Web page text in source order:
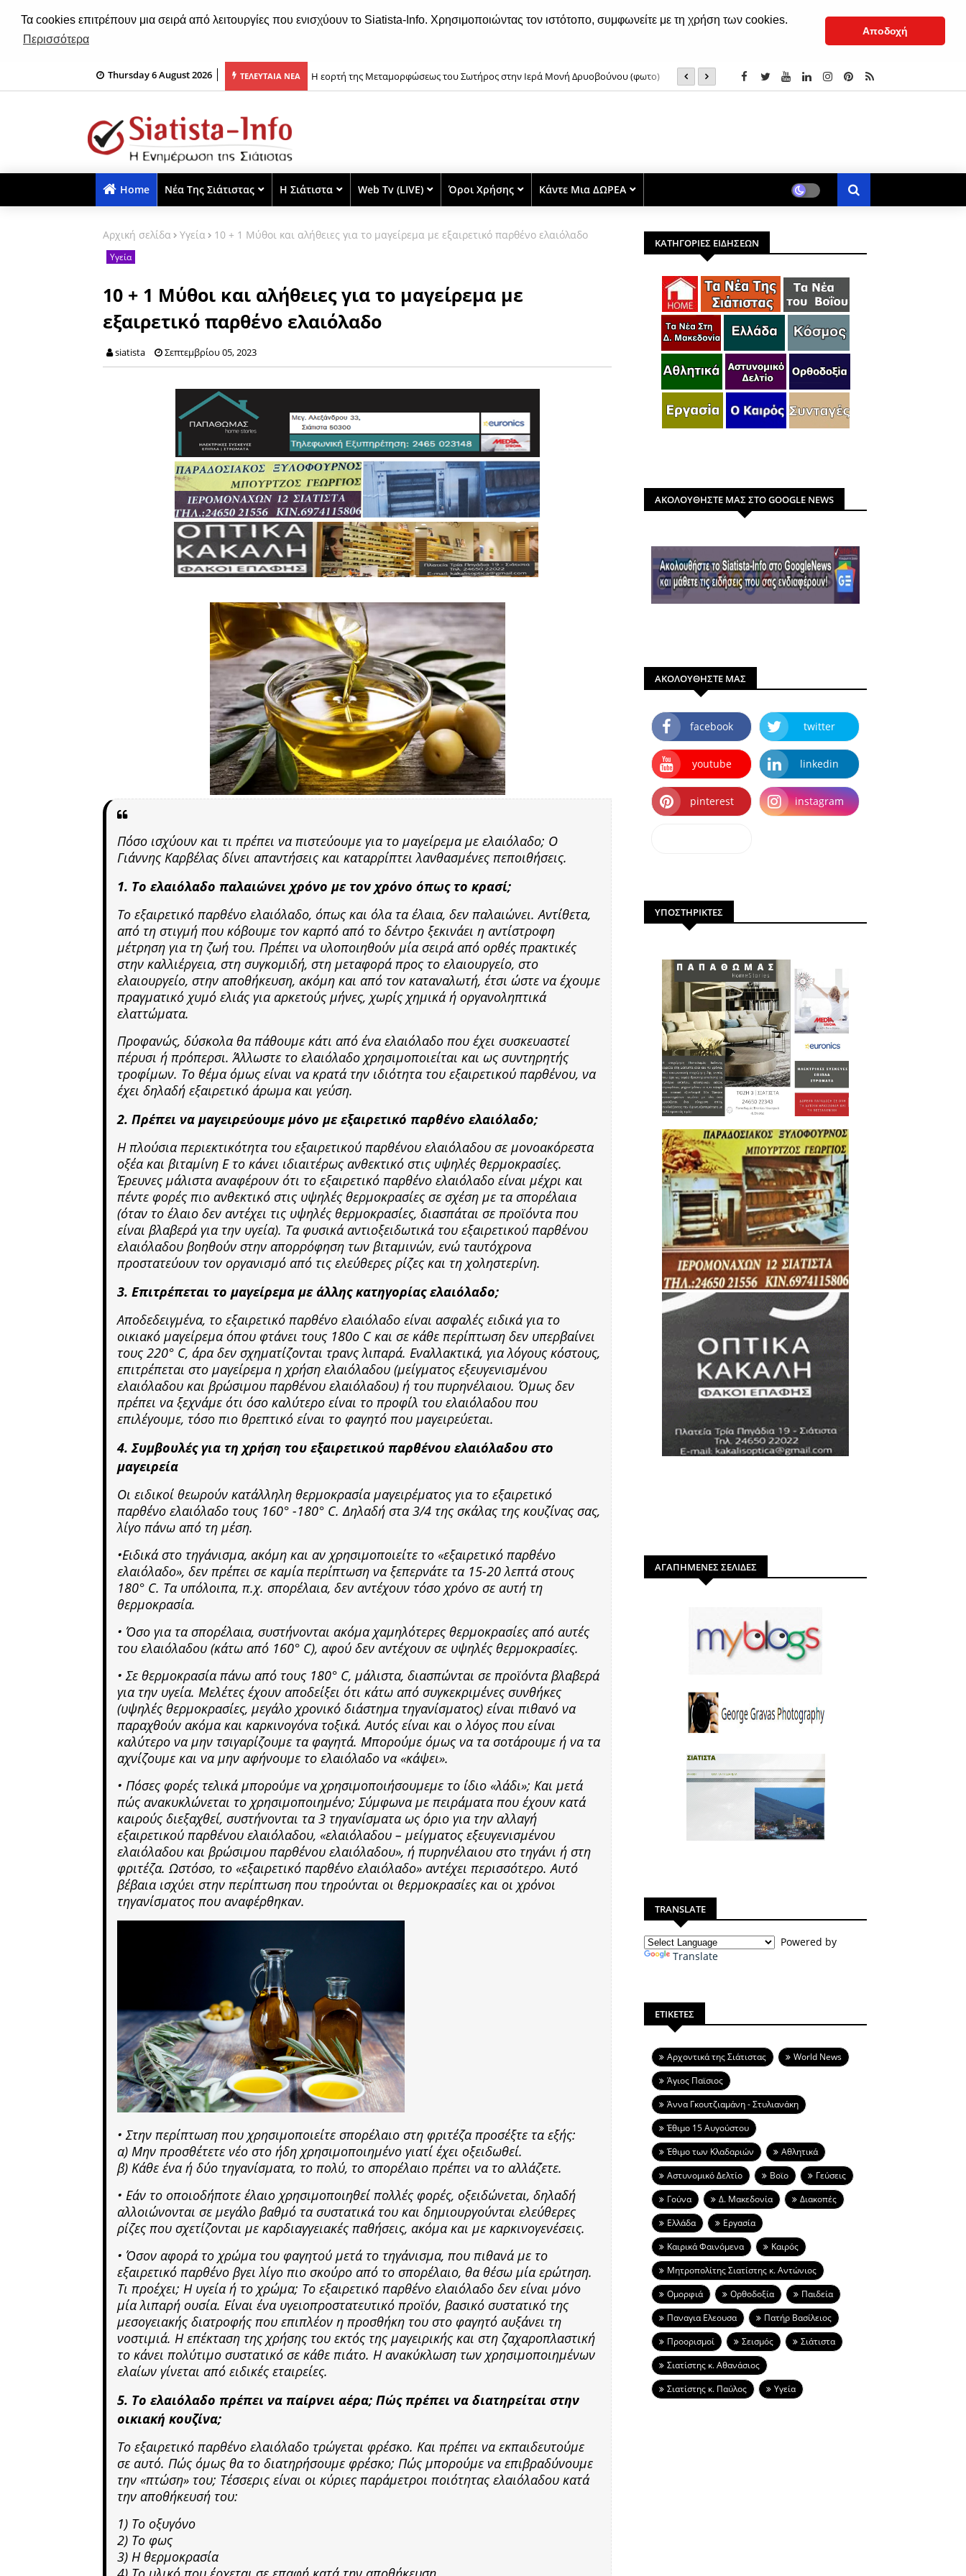
Τα cookies επιτρέπουν μια σειρά από λειτουργίες που ενισχύουν το Siatista-Info. Χρησιμοποιώντας τον ιστότοπο, συμφωνείτε με τη χρήση των cookies.
Περισσότερα
Αποδοχή
Thursday 6 August 2026 ΤΕΛΕΥΤΑΙΑ ΝΕΑ
το μάθημα το ξέρουμε, εκείνοι που δεν το ξέρουν θα χάσουν...» Η εορτή της Μεταμορφώσεως του Σωτήρος στην Ιερά Μονή Δρυοβούνου (φωτο) Μεταμόρφωση του Σωτήρος: Γιατί ευλογούνται τα
Home Νέα Της Σιάτιστας Η Σιάτιστα Web Tv (LIVE) Όροι Χρήσης Κάντε Μια ΔΩΡΕΑ
Αρχική σελίδα Υγεία 10 + 1 Μύθοι και αλήθειες για το μαγείρεμα με εξαιρετικό παρθένο ελαιόλαδο
Υγεία
10 + 1 Μύθοι και αλήθειες για το μαγείρεμα με
εξαιρετικό παρθένο ελαιόλαδο
siatista Σεπτεμβρίου 05, 2023
Πόσο ισχύουν και τι πρέπει να πιστεύουμε για το μαγείρεμα με ελαιόλαδο; Ο
Γιάννης Καρβέλας δίνει απαντήσεις και καταρρίπτει λανθασμένες πεποιθήσεις.
1. Το ελαιόλαδο παλαιώνει χρόνο με τον χρόνο όπως το κρασί;
Το εξαιρετικό παρθένο ελαιόλαδο, όπως και όλα τα έλαια, δεν παλαιώνει. Αντίθετα,
από τη στιγμή που κόβουμε τον καρπό από το δέντρο ξεκινάει η αντίστροφη
μέτρηση για τη ζωή του. Πρέπει να υλοποιηθούν μία σειρά από ορθές πρακτικές
στην καλλιέργεια, στη συγκομιδή, στη μεταφορά προς το ελαιουργείο, στο
ελαιουργείο, στην αποθήκευση, ακόμη και από τον καταναλωτή, έτσι ώστε να έχουμε
πραγματικό χυμό ελιάς για αρκετούς μήνες, χωρίς χημικά ή οργανοληπτικά
ελαττώματα.
Προφανώς, δύσκολα θα πάθουμε κάτι από ένα ελαιόλαδο που έχει συσκευαστεί
πέρυσι ή πρόπερσι. Άλλωστε το ελαιόλαδο χρησιμοποιείται και ως συντηρητής
τροφίμων. Το θέμα όμως είναι να κρατά την ιδιότητα του εξαιρετικού παρθένου, να
έχει δηλαδή εξαιρετικό άρωμα και γεύση.
2. Πρέπει να μαγειρεύουμε μόνο με εξαιρετικό παρθένο ελαιόλαδο;
H πλούσια περιεκτικότητα του εξαιρετικού παρθένου ελαιόλαδου σε μονοακόρεστα
οξέα και βιταμίνη E το κάνει ιδιαιτέρως ανθεκτικό στις υψηλές θερμοκρασίες.
Έρευνες μάλιστα αναφέρουν ότι το εξαιρετικό παρθένο ελαιόλαδο είναι μέχρι και
πέντε φορές πιο ανθεκτικό στις υψηλές θερμοκρασίες σε σχέση με τα σπορέλαια
(όταν το έλαιο δεν αντέχει τις υψηλές θερμοκρασίες, διασπάται σε προϊόντα που
είναι βλαβερά για την υγεία). Τα φυσικά αντιοξειδωτικά του εξαιρετικού παρθένου
ελαιόλαδου βοηθούν στην απορρόφηση των βιταμινών, ενώ ταυτόχρονα
προστατεύουν τον οργανισμό από τις ελεύθερες ρίζες και τη χοληστερίνη.
3. Επιτρέπεται το μαγείρεμα με άλλης κατηγορίας ελαιόλαδο;
Αποδεδειγμένα, το εξαιρετικό παρθένο ελαιόλαδο είναι ασφαλές ειδικά για το
οικιακό μαγείρεμα όπου φτάνει τους 180ο C και σε κάθε περίπτωση δεν υπερβαίνει
τους 220° C, άρα δεν σχηματίζονται τρανς λιπαρά. Εναλλακτικά, για λόγους κόστους,
επιτρέπεται στο μαγείρεμα η χρήση ελαιόλαδου (μείγματος εξευγενισμένου
ελαιόλαδου και βρώσιμου παρθένου ελαιόλαδου) ή του πυρηνέλαιου. Όμως δεν
πρέπει να ξεχνάμε ότι όσο καλύτερο είναι το προφίλ του ελαιόλαδου που
επιλέγουμε, τόσο πιο θρεπτικό είναι το φαγητό που μαγειρεύεται.
4. Συμβουλές για τη χρήση του εξαιρετικού παρθένου ελαιόλαδου στο
μαγειρεία
Οι ειδικοί θεωρούν κατάλληλη θερμοκρασία μαγειρέματος για το εξαιρετικό
παρθένο ελαιόλαδο τους 160° -180° C. Δηλαδή στα 3/4 της σκάλας της κουζίνας σας,
λίγο πάνω από τη μέση.
•Ειδικά στο τηγάνισμα, ακόμη και αν χρησιμοποιείτε το «εξαιρετικό παρθένο
ελαιόλαδο», δεν πρέπει σε καμία περίπτωση να ξεπερνάτε τα 15-20 λεπτά στους
180° C. Τα υπόλοιπα, π.χ. σπορέλαια, δεν αντέχουν τόσο χρόνο σε αυτή τη
θερμοκρασία.
• Όσο για τα σπορέλαια, συστήνονται ακόμα χαμηλότερες θερμοκρασίες από αυτές
του ελαιόλαδου (κάτω από 160° C), αφού δεν αντέχουν σε υψηλές θερμοκρασίες.
• Σε θερμοκρασία πάνω από τους 180° C, μάλιστα, διασπώνται σε προϊόντα βλαβερά
για την υγεία. Μελέτες έχουν αποδείξει ότι κάτω από συγκεκριμένες συνθήκες
(υψηλές θερμοκρασίες, μεγάλο χρονικό διάστημα τηγανίσματος) είναι πιθανό να
παραχθούν ακόμα και καρκινογόνα τοξικά. Αυτός είναι και ο λόγος που είναι
καλύτερο να μην τσιγαρίζουμε τα φαγητά. Μπορούμε όμως να τα σοτάρουμε ή να τα
αχνίζουμε και να μην αφήνουμε το ελαιόλαδο να «κάψει».
• Πόσες φορές τελικά μπορούμε να χρησιμοποιήσουμεμε το ίδιο «λάδι»; Και μετά
πώς ανακυκλώνεται το χρησιμοποιημένο; Σύμφωνα με πειράματα που έχουν κατά
καιρούς διεξαχθεί, συστήνονται τα 3 τηγανίσματα ως όριο για την αλλαγή
εξαιρετικού παρθένου ελαιόλαδου, «ελαιόλαδου – μείγματος εξευγενισμένου
ελαιόλαδου και βρώσιμου παρθένου ελαιόλαδου», ή πυρηνέλαιου στο τηγάνι ή στη
φριτέζα. Ωστόσο, το «εξαιρετικό παρθένο ελαιόλαδο» αντέχει περισσότερο. Αυτό
βέβαια ισχύει στην περίπτωση που τηρούνται οι θερμοκρασίες και οι χρόνοι
τηγανίσματος που αναφέρθηκαν.
• Στην περίπτωση που χρησιμοποιείτε σπορέλαιο στη φριτέζα προσέξτε τα εξής:
α) Μην προσθέτετε νέο στο ήδη χρησιμοποιημένο γιατί έχει οξειδωθεί.
β) Κάθε ένα ή δύο τηγανίσματα, το πολύ, το σπορέλαιο πρέπει να το αλλάζετε.
• Εάν το οποιοδήποτε έλαιο χρησιμοποιηθεί πολλές φορές, οξειδώνεται, δηλαδή
αλλοιώνονται σε μεγάλο βαθμό τα συστατικά του και δημιουργούνται ελεύθερες
ρίζες που σχετίζονται με καρδιαγγειακές παθήσεις, ακόμα και με καρκινογενέσεις.
• Όσον αφορά το χρώμα του φαγητού μετά το τηγάνισμα, που πιθανά με το
εξαιρετικό παρθένο βγει λίγο πιο σκούρο από το σπορέλαιο, θα θέσω μία ερώτηση.
Τι προέχει; Η υγεία ή το χρώμα; Το εξαιρετικό παρθένο ελαιόλαδο δεν είναι μόνο
μία λιπαρή ουσία. Είναι ένα υγειοπροστατευτικό προϊόν, βασικό συστατικό της
μεσογειακής διατροφής που επιπλέον η προσθήκη του στο φαγητό αυξάνει τη
νοστιμιά. Η επέκταση της χρήσης του εκτός της μαγειρικής και στη ζαχαροπλαστική
το κάνει πολύτιμο συστατικό σε κάθε πιάτο. Η ανακύκλωση των χρησιμοποιημένων
ελαίων γίνεται από ειδικές εταιρείες.
5. Το ελαιόλαδο πρέπει να παίρνει αέρα; Πώς πρέπει να διατηρείται στην
οικιακή κουζίνα;
Το εξαιρετικό παρθένο ελαιόλαδο τρώγεται φρέσκο. Και πρέπει να εκπαιδευτούμε
σε αυτό. Πώς όμως θα το διατηρήσουμε φρέσκο; Πώς μπορούμε να επιβραδύνουμε
την «πτώση» του; Τέσσερις είναι οι κύριες παράμετροι ποιότητας ελαιόλαδου κατά
την αποθήκευσή του:
1) Το οξυγόνο
2) Το φως
3) Η θερμοκρασία
ΚΑΤΗΓΟΡΙΕΣ ΕΙΔΗΣΕΩΝ
ΑΚΟΛΟΥΘΗΣΤΕ ΜΑΣ ΣΤΟ GOOGLE NEWS
ΑΚΟΛΟΥΘΗΣΤΕ ΜΑΣ
facebook twitter
youtube linkedin
pinterest instagram
ΥΠΟΣΤΗΡΙΚΤΕΣ
ΑΓΑΠΗΜΕΝΕΣ ΣΕΛΙΔΕΣ
TRANSLATE
Powered by
Translate
ΕΤΙΚΕΤΕΣ
Aρχοντικά της Σιάτιστας
World News
Άγιος Παϊσιος
Άννα Γκουτζιαμάνη - Στυλιανάκη
Έθιμο 15 Αυγούστου
Έθιμο των Κλαδαριών
Αθλητικά
Αστυνομικό Δελτίο
Βοϊο
Γεύσεις
Γούνα
Δ. Μακεδονία
Διακοπές
Ελλάδα
Εργασία
Καιρικά Φαινόμενα
Καιρός
Μητροπολίτης Σιατίστης κ. Αντώνιος
Ομορφιά
Ορθοδοξία
Παιδεία
Παναγια Ελεουσα
Πατήρ Βασίλειος
Προορισμοί
Σεισμός
Σιάτιστα
Σιατίστης κ. Αθανάσιος
Σιατίστης κ. Παύλος
Υγεία